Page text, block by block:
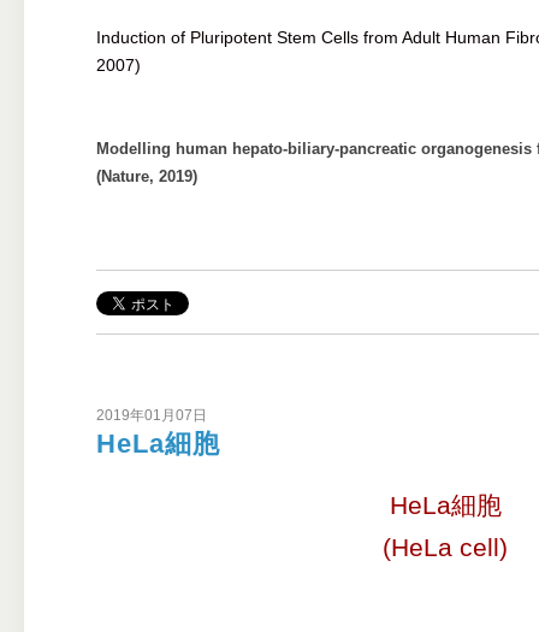
Induction of Pluripotent Stem Cells from Adult Human
2007)
Modelling human hepato-biliary-pancreatic
(Nature, 2019)
2019年01月07日
HeLa細胞
HeLa細胞
(HeLa cell)